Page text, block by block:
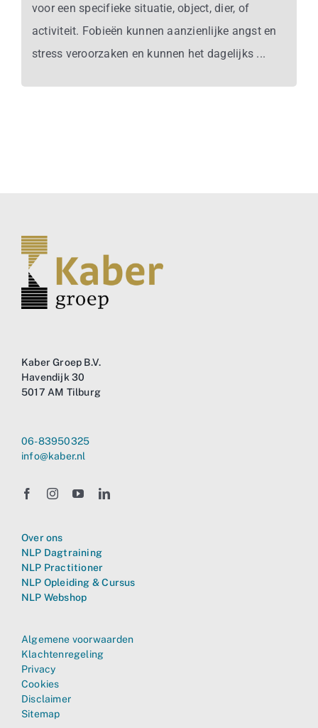
voor een specifieke situatie, object, dier, of
activiteit. Fobieën kunnen aanzienlijke angst en
stress veroorzaken en kunnen het dagelijks ...
Kaber Groep B.V.
Havendijk 30
5017 AM Tilburg
06-83950325
info@kaber.nl
Over ons
NLP Dagtraining
NLP Practitioner
NLP Opleiding & Cursus
NLP Webshop
Algemene voorwaarden
Klachtenregeling
Privacy
Cookies
Disclaimer
Sitemap